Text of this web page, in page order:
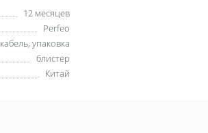
12 месяцев
Perfeo
кабель, упаковка
блистер
Китай